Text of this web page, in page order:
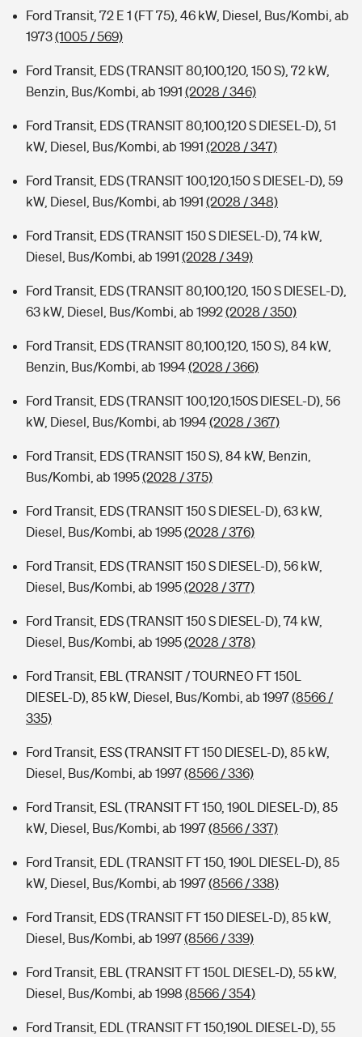
Ford Transit, 72 E 1 (FT 75), 46 kW, Diesel, Bus/Kombi, ab
1973(1005 / 569)
Ford Transit, EDS (TRANSIT 80,100,120, 150 S), 72 kW,
Benzin, Bus/Kombi, ab 1991 (2028 / 346)
Ford Transit, EDS (TRANSIT 80,100,120 S DIESEL-D), 51
kW, Diesel, Bus/Kombi, ab 1991 (2028 / 347)
Ford Transit, EDS (TRANSIT 100,120,150 S DIESEL-D), 59
kW, Diesel, Bus/Kombi, ab 1991 (2028 / 348)
Ford Transit, EDS (TRANSIT 150 S DIESEL-D), 74 kW,
Diesel, Bus/Kombi, ab 1991 (2028 / 349)
Ford Transit, EDS (TRANSIT 80,100,120, 150 S DIESEL-D),
63 kW, Diesel, Bus/Kombi, ab 1992(2028 / 350)
Ford Transit, EDS (TRANSIT 80,100,120, 150 S), 84 kW,
Benzin, Bus/Kombi, ab 1994(2028 / 366)
Ford Transit, EDS (TRANSIT 100,120,150S DIESEL-D), 56
kW, Diesel, Bus/Kombi, ab 1994(2028 / 367)
Ford Transit, EDS (TRANSIT 150 S), 84 kW, Benzin,
Bus/Kombi, ab 1995(2028 / 375)
Ford Transit, EDS (TRANSIT 150 S DIESEL-D), 63 kW,
Diesel, Bus/Kombi, ab 1995(2028 / 376)
Ford Transit, EDS (TRANSIT 150 S DIESEL-D), 56 kW,
Diesel, Bus/Kombi, ab 1995(2028 / 377)
Ford Transit, EDS (TRANSIT 150 S DIESEL-D), 74 kW,
Diesel, Bus/Kombi, ab 1995(2028 / 378)
Ford Transit, EBL (TRANSIT / TOURNEO FT 150L
DIESEL-D), 85 kW, Diesel, Bus/Kombi, ab 1997(8566 /
335)
Ford Transit, ESS (TRANSIT FT 150 DIESEL-D), 85 kW,
Diesel, Bus/Kombi, ab 1997(8566 / 336)
Ford Transit, ESL (TRANSIT FT 150, 190L DIESEL-D), 85
kW, Diesel, Bus/Kombi, ab 1997(8566 / 337)
Ford Transit, EDL (TRANSIT FT 150, 190L DIESEL-D), 85
kW, Diesel, Bus/Kombi, ab 1997(8566 / 338)
Ford Transit, EDS (TRANSIT FT 150 DIESEL-D), 85 kW,
Diesel, Bus/Kombi, ab 1997(8566 / 339)
Ford Transit, EBL (TRANSIT FT 150L DIESEL-D), 55 kW,
Diesel, Bus/Kombi, ab 1998 (8566 / 354)
Ford Transit, EDL (TRANSIT FT 150,190L DIESEL-D), 55